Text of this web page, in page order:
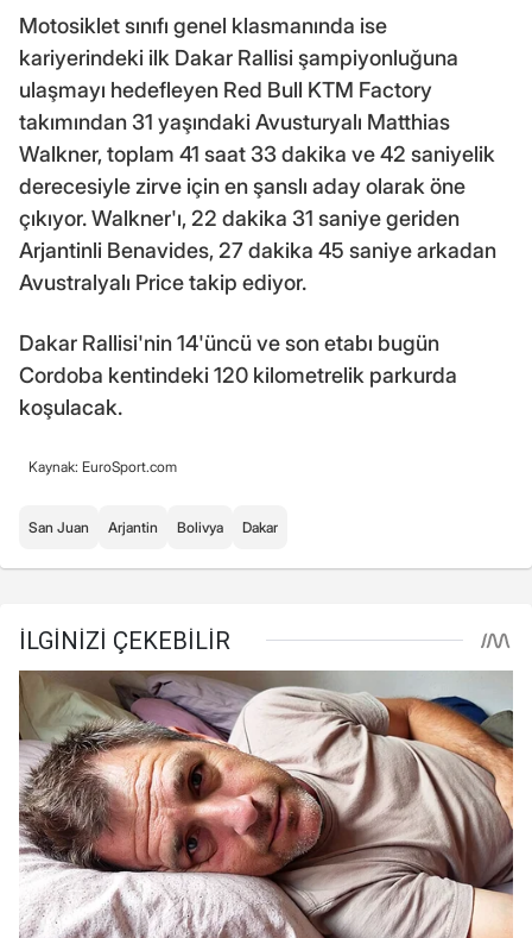
Motosiklet sınıfı genel klasmanında ise
kariyerindeki ilk Dakar Rallisi şampiyonluğuna
ulaşmayı hedefleyen Red Bull KTM Factory
takımından 31 yaşındaki Avusturyalı Matthias
Walkner, toplam 41 saat 33 dakika ve 42 saniyelik
derecesiyle zirve için en şanslı aday olarak öne
çıkıyor. Walkner'ı, 22 dakika 31 saniye geriden
Arjantinli Benavides, 27 dakika 45 saniye arkadan
Avustralyalı Price takip ediyor.
Dakar Rallisi'nin 14'üncü ve son etabı bugün
Cordoba kentindeki 120 kilometrelik parkurda
koşulacak.
Kaynak: EuroSport.com
San Juan Arjantin Bolivya Dakar